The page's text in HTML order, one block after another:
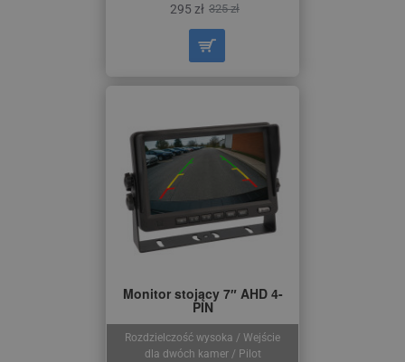
295 zł 325 zł
Rozdzielczość wysoka / Wejście
dla dwóch kamer / Pilot
Monitor stojący 7″ AHD 4-
PIN